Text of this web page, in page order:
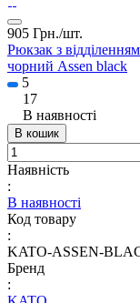
905 Грн./шт.
Рюкзак з
чорний Assen black
5
17
В наявності
В кошик
Наявність
:
В наявності
Код товару
:
KATO-ASSEN-
Бренд
: